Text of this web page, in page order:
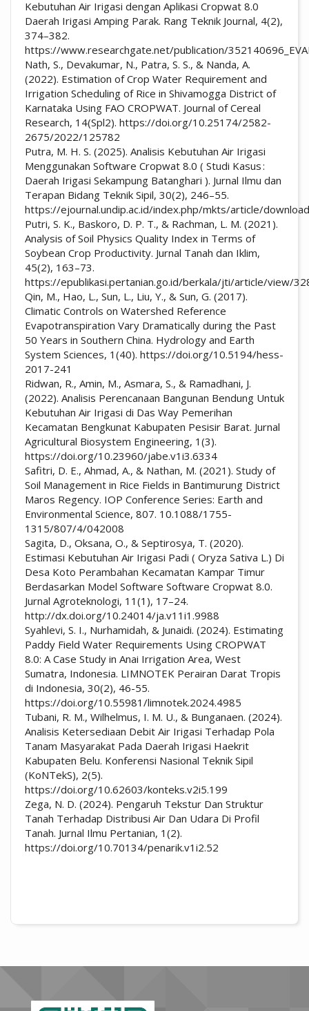
Kebutuhan Air Irigasi dengan Aplikasi Cropwat 8.0
Daerah Irigasi Amping Parak. Rang Teknik Journal, 4(2),
374–382.
https://www.researchgate.net/publication/
Nath, S., Devakumar, N., Patra, S. S., & Nanda, A.
(2022). Estimation of Crop Water Requirement and
Irrigation Scheduling of Rice in Shivamogga District of
Karnataka Using FAO CROPWAT. Journal of Cereal
Research, 14(Spl2). https://doi.org/10.25174/2582-
2675/2022/125782
Putra, M. H. S. (2025). Analisis Kebutuhan Air Irigasi
Menggunakan Software Cropwat 8.0 ( Studi Kasus :
Daerah Irigasi Sekampung Batanghari ). Jurnal Ilmu dan
Terapan Bidang Teknik Sipil, 30(2), 246–55.
https://ejournal.undip.ac.id/index.php/mkts/article/
Putri, S. K., Baskoro, D. P. T., & Rachman, L. M. (2021).
Analysis of Soil Physics Quality Index in Terms of
Soybean Crop Productivity. Jurnal Tanah dan Iklim,
45(2), 163–73.
https://epublikasi.pertanian.go.id/berkala/jti/article/view/
Qin, M., Hao, L., Sun, L., Liu, Y., & Sun, G. (2017).
Climatic Controls on Watershed Reference
Evapotranspiration Vary Dramatically during the Past
50 Years in Southern China. Hydrology and Earth
System Sciences, 1(40). https://doi.org/10.5194/hess-
2017-241
Ridwan, R., Amin, M., Asmara, S., & Ramadhani, J.
(2022). Analisis Perencanaan Bangunan Bendung Untuk
Kebutuhan Air Irigasi di Das Way Pemerihan
Kecamatan Bengkunat Kabupaten Pesisir Barat. Jurnal
Agricultural Biosystem Engineering, 1(3).
https://doi.org/10.23960/jabe.v1i3.6334
Safitri, D. E., Ahmad, A., & Nathan, M. (2021). Study of
Soil Management in Rice Fields in Bantimurung District
Maros Regency. IOP Conference Series: Earth and
Environmental Science, 807. 10.1088/1755-
1315/807/4/042008
Sagita, D., Oksana, O., & Septirosya, T. (2020).
Estimasi Kebutuhan Air Irigasi Padi ( Oryza Sativa L.) Di
Desa Koto Perambahan Kecamatan Kampar Timur
Berdasarkan Model Software Software Cropwat 8.0.
Jurnal Agroteknologi, 11(1), 17–24.
http://dx.doi.org/10.24014/ja.v11i1.9988
Syahlevi, S. I., Nurhamidah, & Junaidi. (2024). Estimating
Paddy Field Water Requirements Using CROPWAT
8.0: A Case Study in Anai Irrigation Area, West
Sumatra, Indonesia. LIMNOTEK Perairan Darat Tropis
di Indonesia, 30(2), 46-55.
https://doi.org/10.55981/limnotek.2024.4985
Tubani, R. M., Wilhelmus, I. M. U., & Bunganaen. (2024).
Analisis Ketersediaan Debit Air Irigasi Terhadap Pola
Tanam Masyarakat Pada Daerah Irigasi Haekrit
Kabupaten Belu. Konferensi Nasional Teknik Sipil
(KoNTekS), 2(5).
https://doi.org/10.62603/konteks.v2i5.199
Zega, N. D. (2024). Pengaruh Tekstur Dan Struktur
Tanah Terhadap Distribusi Air Dan Udara Di Profil
Tanah. Jurnal Ilmu Pertanian, 1(2).
https://doi.org/10.70134/penarik.v1i2.52